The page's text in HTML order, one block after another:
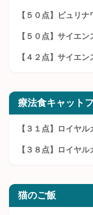
【５０点】ピュリナ
【５０点】サイエ
【４２点】サイエン
療法食キャット
【３１点】ロイヤ
【３８点】ロイヤ
猫のご飯